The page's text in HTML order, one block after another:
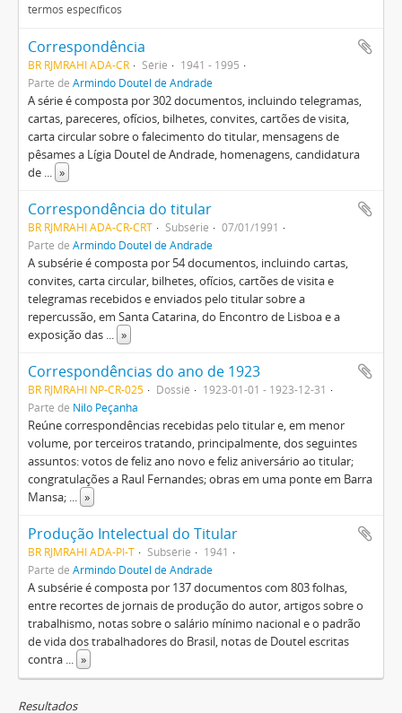
termos específicos
Correspondência
BR RJMRAHI ADA-CR Série
1941 - 1995
Parte de Armindo Doutel de Andrade
A série é composta por 302 documentos, incluindo telegramas,
cartas, pareceres, ofícios, bilhetes, convites, cartões de visita,
carta circular sobre o falecimento do titular, mensagens de
pêsames a Lígia Doutel de Andrade, homenagens, candidatura
de ... »
Correspondência do titular
BR RJMRAHI ADA-CR-CRT Subsérie
07/01/1991
Parte de Armindo Doutel de Andrade
A subsérie é composta por 54 documentos, incluindo cartas,
convites, carta circular, bilhetes, ofícios, cartões de visita e
telegramas recebidos e enviados pelo titular sobre a
repercussão, em Santa Catarina, do Encontro de Lisboa e a
exposição das ... »
Correspondências do ano de 1923
BR RJMRAHI NP-CR-025 Dossiê
1923-01-01 - 1923-12-31
Parte de Nilo Peçanha
Reúne correspondências recebidas pelo titular e, em menor
volume, por terceiros tratando, principalmente, dos seguintes
assuntos: votos de feliz ano novo e feliz aniversário ao titular;
congratulações a Raul Fernandes; obras em uma ponte em Barra
Mansa; ... »
Produção Intelectual do Titular
BR RJMRAHI ADA-PI-T Subsérie
1941
Parte de Armindo Doutel de Andrade
A subsérie é composta por 137 documentos com 803 folhas,
entre recortes de jornais de produção do autor, artigos sobre o
trabalhismo, notas sobre o salário mínimo nacional e o padrão
de vida dos trabalhadores do Brasil, notas de Doutel escritas
contra ... »
Resultados